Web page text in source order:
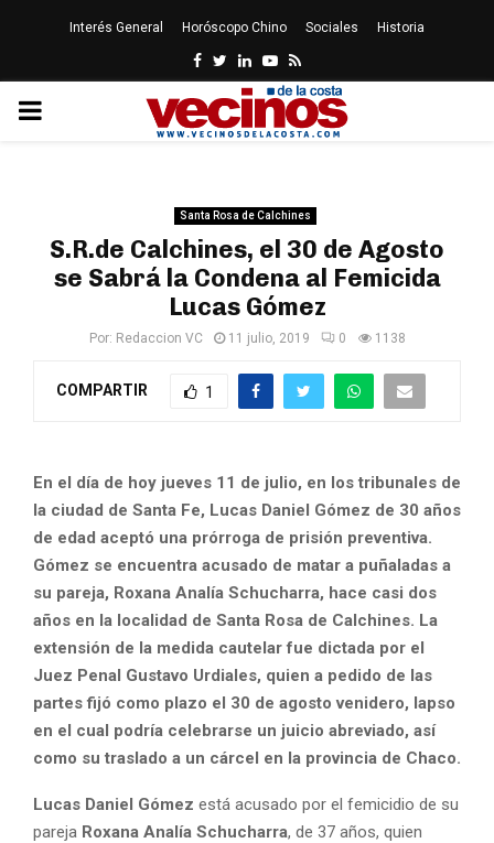
Interés General Horóscopo Chino Sociales Historia
Facebook
Twitter
LinkedinYoutube
Rss
PRIMARY
Santa Rosa de Calchines
S.R.de Calchines, el 30 de Agosto
se Sabrá la Condena al Femicida
Lucas Gómez
Por: Redaccion VC 11 julio, 2019 0 1138
COMPARTIR 1
En el día de hoy jueves 11 de julio, en los tribunales de
la ciudad de Santa Fe, Lucas Daniel Gómez de 30 años
de edad aceptó una prórroga de prisión preventiva.
Gómez se encuentra acusado de matar a puñaladas a
su pareja, Roxana Analía Schucharra, hace casi dos
años en la localidad de Santa Rosa de Calchines. La
extensión de la medida cautelar fue dictada por el
Juez Penal Gustavo Urdiales, quien a pedido de las
partes fijó como plazo el 30 de agosto venidero, lapso
en el cual podría celebrarse un juicio abreviado, así
como su traslado a un cárcel en la provincia de Chaco.
Lucas Daniel Gómez está acusado por el femicidio de su
pareja Roxana Analía Schucharra, de 37 años, quien